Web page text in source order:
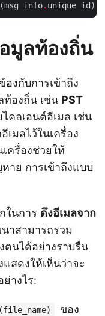
.
มูลท้องถิ่น
งกับการเข้าถึง
ท้องถิ่น เช่น PST
คลเอนต์อีเมล เช่น
มลไว้ในเครื่อง
ครื่องช่วยให้
ย การเข้าถึงแบบ
ในการ ดึงอีเมลจาก
าสามารถรวม
ตนได้อย่างราบรื่น
สดงให้เห็นว่าจะ
างไร:
ของ